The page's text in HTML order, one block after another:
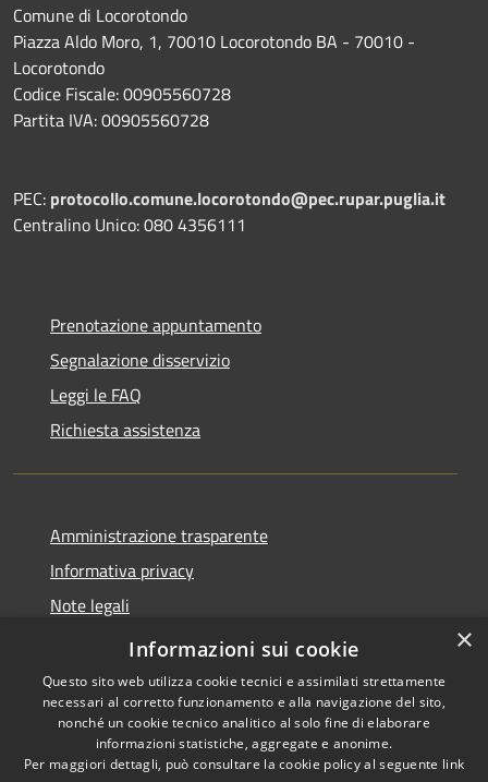
Comune di Locorotondo
Piazza Aldo Moro, 1, 70010 Locorotondo BA - 70010 -
Locorotondo
Codice Fiscale: 00905560728
Partita IVA: 00905560728
PEC: protocollo.comune.locorotondo@pec.rupar.puglia.it
Centralino Unico: 080 4356111
Prenotazione appuntamento
Segnalazione disservizio
Leggi le FAQ
Richiesta assistenza
Amministrazione trasparente
Informativa privacy
Note legali
Dichiarazione di accessibilità
Accessibilità
Copyright © 2026 • Comune di
Locorotondo • Powered by
×
Informazioni sui cookie
Questo sito web utilizza cookie tecnici e assimilati strettamente
necessari al corretto funzionamento e alla navigazione del sito,
nonché un cookie tecnico analitico al solo fine di elaborare
informazioni statistiche, aggregate e anonime.
Per maggiori dettagli, può consultare la cookie policy al seguente link